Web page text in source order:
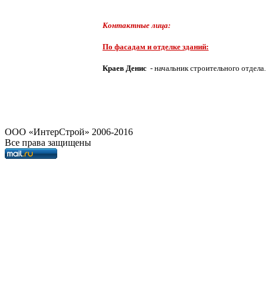
Контактные лица:
По фасадам и отделке зданий:
Краев Денис - начальник строительного отдела.
OOO «ИнтерСтрой» 2006-2016
Все права защищены